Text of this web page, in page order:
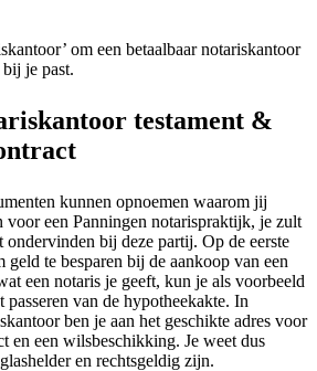
om een betaalbaar notariskantoor
je past.
testament &
kunnen opnoemen waarom jij
voor een Panningen notarispraktijk, je zult
ondervinden bij deze partij. Op de eerste
geld te besparen bij de aankoop van een
een notaris je geeft, kun je als voorbeeld
van de hypotheekakte. In
ben je aan het geschikte adres voor
en een wilsbeschikking. Je weet dus
en rechtsgeldig zijn.